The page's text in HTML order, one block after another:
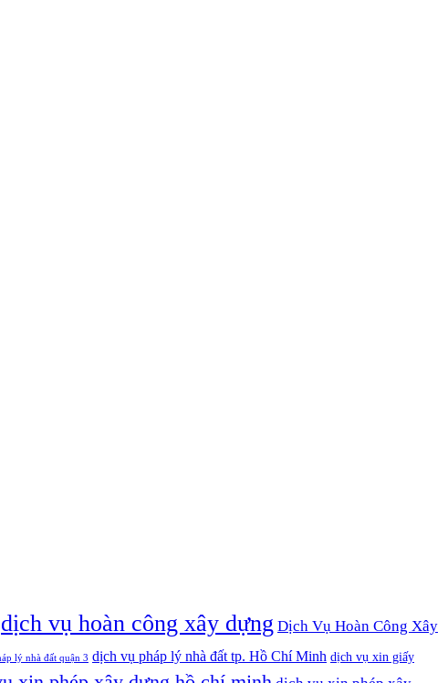
dịch vụ hoàn công xây dựng Dịch Vụ Hoàn Công Xây
lý nhà đất quận 3 dịch vụ pháp lý nhà đất tp. Hồ Chí Minh dịch vụ xin giấy